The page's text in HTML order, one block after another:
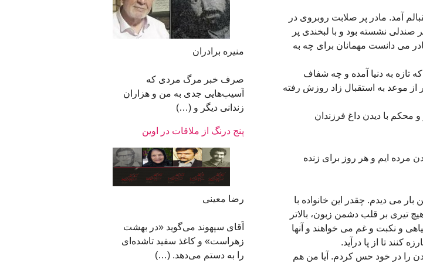
آمد. مادر پر صلابت روبروی در
نشسته بود و با لبخندی پر
می دانست مهمانان برای چه به
تازه به دنیا آمده و چه شفاف
و دخترانش زودتر از موعد به استقبال زاد روزش رفته
و محکم با دیدن داغ فرزندان
کشیدن مرده ایم و هر روز برای زنده
می دیدم. چقدر این خانواده با
تیری بر قلب دشمن زبون، بالاتر
و نکبت و غم می خواهند و آنها
کنند تا از پا درآید.
را در خود حس کردم. آیا من هم
منیره برادران
صرف خبر مرگ مردی که
آسیب‌هایی جدی به من و هزاران
زندانی دیگر و (…)
پنج درنگ از ملاقات در اوین
رضا معینی
آقای سپهوند می‌گوید «در بهشت
زهراست» و کاغذ سفید تاشده‌ای
را به دستم می‌دهد. (…)